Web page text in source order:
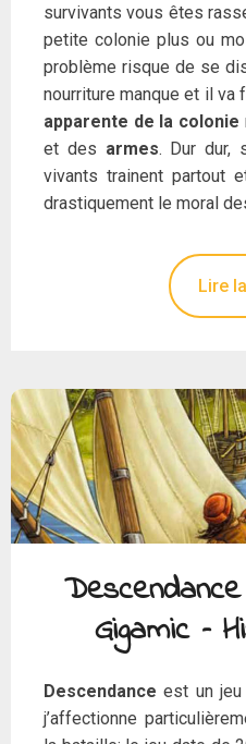
survivants vous êtes
petite colonie plus ou
problème risque de se
nourriture manque et il va
apparente de la colonie
et des armes. Dur dur,
vivants trainent partout
drastiquement le moral
Lire
Gigamic –
Descendance est un jeu
j’affectionne